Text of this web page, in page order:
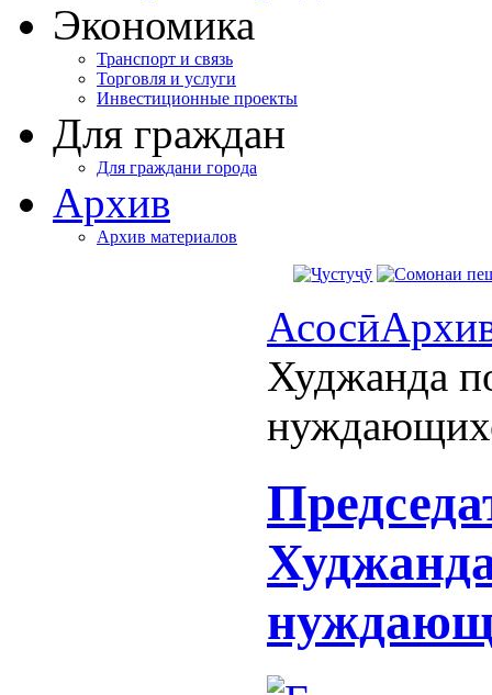
Экономика
Транспорт и связь
Торговля и услуги
Инвестиционные проекты
Для граждан
Для граждани города
Архив
Архив материалов
Асосӣ
Худжанда